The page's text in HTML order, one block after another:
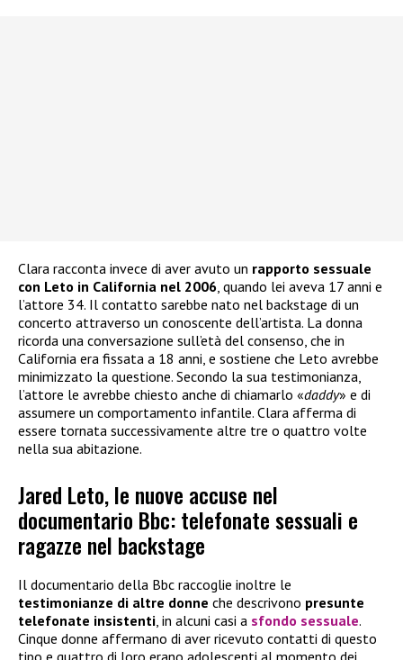
Clara racconta invece di aver avuto un rapporto sessuale
con Leto in California nel 2006, quando lei aveva 17 anni e
l’attore 34. Il contatto sarebbe nato nel backstage di un
concerto attraverso un conoscente dell’artista. La donna
ricorda una conversazione sull’età del consenso, che in
California era fissata a 18 anni, e sostiene che Leto avrebbe
minimizzato la questione. Secondo la sua testimonianza,
l’attore le avrebbe chiesto anche di chiamarlo «daddy» e di
assumere un comportamento infantile. Clara afferma di
essere tornata successivamente altre tre o quattro volte
nella sua abitazione.
Jared Leto, le nuove accuse nel
documentario Bbc: telefonate sessuali e
ragazze nel backstage
Il documentario della Bbc raccoglie inoltre le
testimonianze di altre donne che descrivono presunte
telefonate insistenti , in alcuni casi a sfondo sessuale.
Cinque donne affermano di aver ricevuto contatti di questo
tipo e quattro di loro erano adolescenti al momento dei